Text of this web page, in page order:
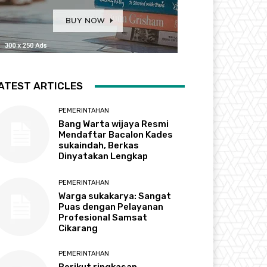
ARTICLES
PEMERINTAHAN
Bang Warta wijaya Resmi
Mendaftar Bacalon Kades
sukaindah, Berkas
Dinyatakan Lengkap
PEMERINTAHAN
Warga sukakarya: Sangat
Puas dengan Pelayanan
Profesional Samsat
Cikarang
PEMERINTAHAN